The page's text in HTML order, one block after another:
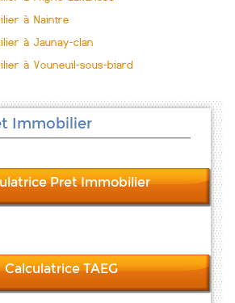
à Naintre
à Jaunay-clan
à Vouneuil-sous-biard
Immobilier
Pret Immobilier
Calculatrice TAEG